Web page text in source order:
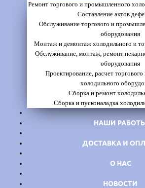
Ремонт торгового и промышленного
Составление актов
Обслуживание торгового и
оборудования
Монтаж и демонтаж холодильного и
Обслуживание, монтаж, ремонт
оборудования
Проектирование, расчет
холодильного
Сборка и ремонт
Сборка и пусконаладка
НАШИ
ДОСТАВКА И
О НАС
НОВОСТИ